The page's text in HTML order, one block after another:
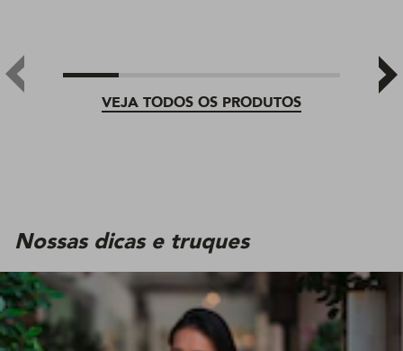
VEJA TODOS OS PRODUTOS
Nossas dicas e truques